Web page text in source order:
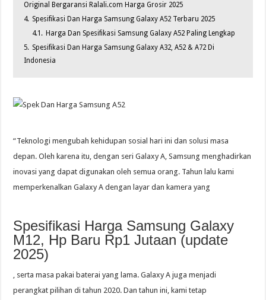
Original Bergaransi Ralali.com Harga Grosir 2025
4. Spesifikasi Dan Harga Samsung Galaxy A52 Terbaru 2025
4.1. Harga Dan Spesifikasi Samsung Galaxy A52 Paling Lengkap
5. Spesifikasi Dan Harga Samsung Galaxy A32, A52 & A72 Di
Indonesia
“Teknologi mengubah kehidupan sosial hari ini dan solusi masa
depan. Oleh karena itu, dengan seri Galaxy A, Samsung menghadirkan
inovasi yang dapat digunakan oleh semua orang. Tahun lalu kami
memperkenalkan Galaxy A dengan layar dan kamera yang
Spesifikasi Harga Samsung Galaxy
M12, Hp Baru Rp1 Jutaan (update
2025)
, serta masa pakai baterai yang lama. Galaxy A juga menjadi
perangkat pilihan di tahun 2020. Dan tahun ini, kami tetap